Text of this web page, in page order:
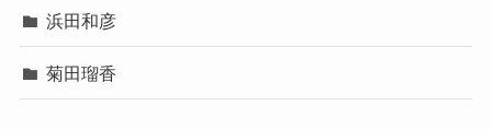
浜田和彦
菊田瑠香